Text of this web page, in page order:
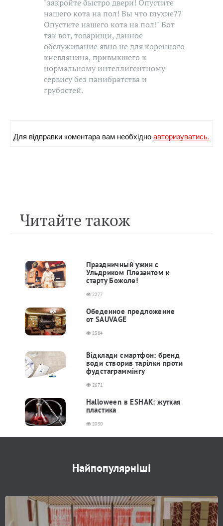
"закройте быстро двери! Опустите
нашего кота на пол! Вы что глухие??
Опустите нашего кота на пол!" Вот
так вот, товарищи, данное
обслуживание явно не для коренного
киевлянина, привыкшего к
нормальному интеллигентному
сервису без панибратства и
грубостей.
Для вiдправки коментара вам необхiдноавторизуватись.
Читайте також
Праздничный ужин с
Ульдриком Плезантом к
старту Божоле!
2277
Обеденное предложение
от SAUVAGE
2384
Відклади смартфон: бренд
води створив тарілки проти
фудстаграммінгу
2671
Halloween в ESHAK: жуткая
пластика
2030
Найпопулярніші